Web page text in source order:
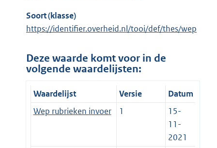
Soort (klasse)
https://identifier.overheid.nl/tooi/def/thes/wep
Deze waarde komt voor in de
volgende waardelijsten:
Waardelijst Versie
Datum
Wep rubrieken invoer
1
15-
11-
2021